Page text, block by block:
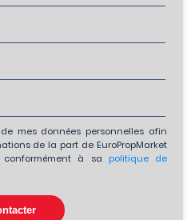
mes données personnelles afin
de la part de EuroPropMarket
à sa politique de